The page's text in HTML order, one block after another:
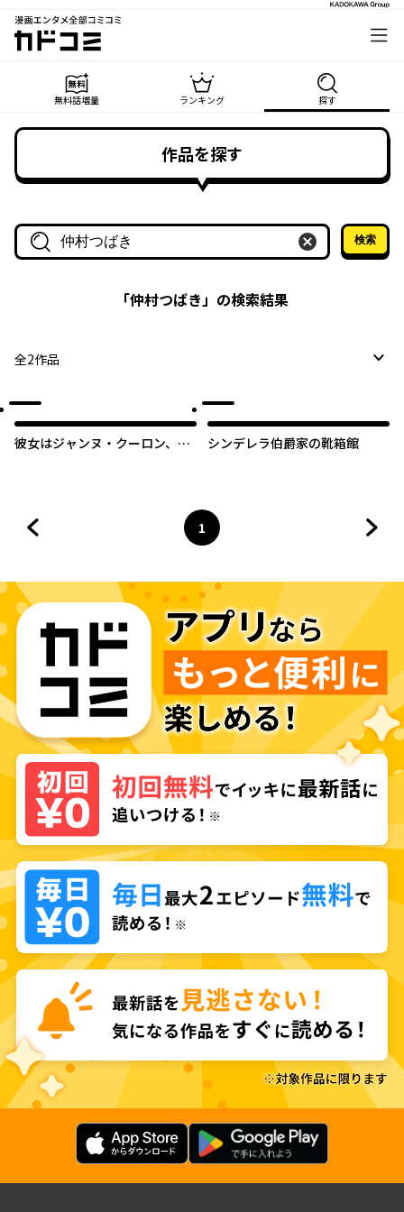
漫画エンタメ全部コミコミ
カドコミ
無料話増量 ランキング 探す
作品を探す
作品名・作家名で探す
検索
「仲村つばき」の検索結果
全2作品
彼女はジャンヌ・クーロン、伯
シンデレラ伯爵家の靴箱館
ページ
1
へ